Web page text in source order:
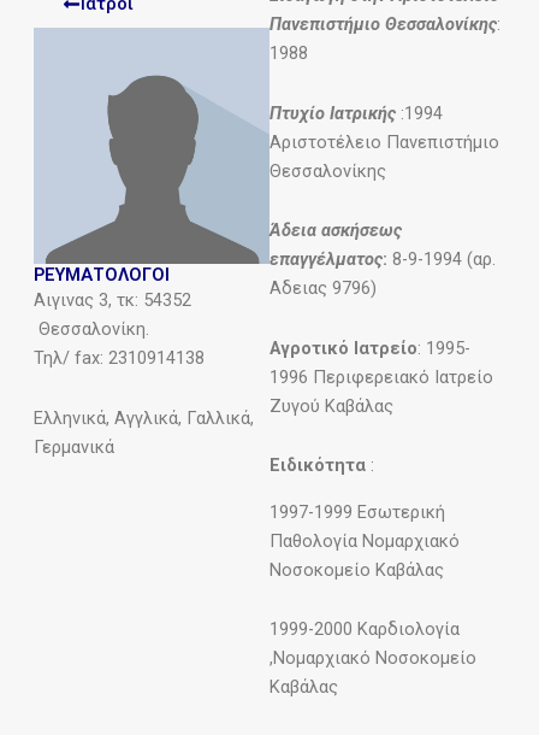
ΡΕΥΜΑΤΟΛΟΓΟΙ
Αιγινας 3, τκ: 54352
Θεσσαλονίκη.
Τηλ/ fax: 2310914138
Ελληνικά, Αγγλικά, Γαλλικά,
Γερμανικά
Πανεπιστήμιο Θεσσαλονίκης:
1988
Πτυχίο Ιατρικής :1994
Αριστοτέλειο Πανεπιστήμιο
Θεσσαλονίκης
Άδεια ασκήσεως
επαγγέλματος: 8-9-1994 (αρ.
Αδειας 9796)
Αγροτικό Ιατρείο: 1995-
1996 Περιφερειακό Ιατρείο
Zυγού Καβάλας
Ειδικότητα :
1997-1999 Εσωτερική
Παθολογία Νομαρχιακό
Νοσοκομείο Καβάλας
1999-2000 Καρδιολογία
,Νομαρχιακό Νοσοκομείο
Καβάλας